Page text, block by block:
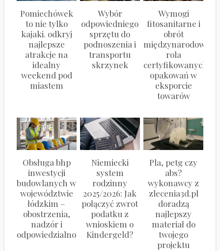
Pomiechówek
to nie tylko
kajaki. odkryj
najlepsze
atrakcje na
idealny
weekend pod
miastem
Wybór
odpowiedniego
sprzętu do
podnoszenia i
transportu
skrzynek
Wymogi
fitosanitarne i
obrót
międzynarodowy:
rola
certyfikowanych
opakowań w
eksporcie
towarów
Obsługa bhp
inwestycji
budowlanych w
województwie
łódzkim –
obostrzenia,
nadzór i
odpowiedzialność
Niemiecki
system
rodzinny
2025/2026: Jak
połączyć zwrot
podatku z
wnioskiem o
Kindergeld?
Pla, petg czy
abs?
wykonawcy z
zlecenia3d.pl
doradzą
najlepszy
materiał do
twojego
projektu